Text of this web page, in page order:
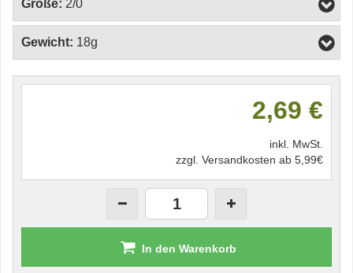
Größe: 2/0
Gewicht: 18g
2,69 €
inkl. MwSt.
zzgl. Versandkosten ab 5,99€
In den Warenkorb